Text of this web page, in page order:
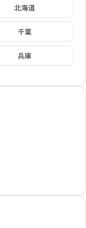
北海道
千葉
兵庫